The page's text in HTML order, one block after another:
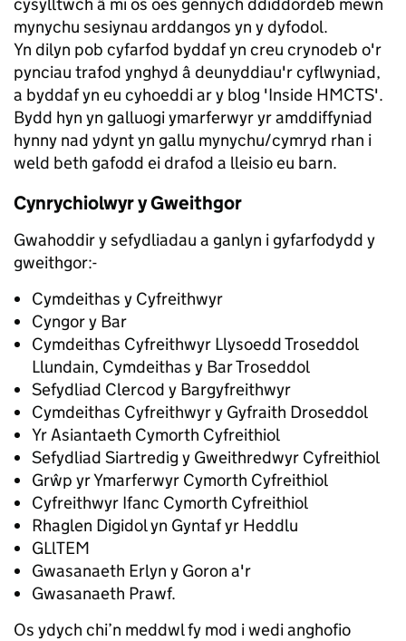
mynychu sesiynau arddangos yn y dyfodol.
Yn dilyn pob cyfarfod byddaf yn creu crynodeb o'r
pynciau trafod ynghyd â deunyddiau'r cyflwyniad,
a byddaf yn eu cyhoeddi ar y blog 'Inside HMCTS'.
Bydd hyn yn galluogi ymarferwyr yr amddiffyniad
hynny nad ydynt yn gallu mynychu/cymryd rhan i
weld beth gafodd ei drafod a lleisio eu barn.
Cynrychiolwyr y Gweithgor
Gwahoddir y sefydliadau a ganlyn i gyfarfodydd y
gweithgor:-
Cymdeithas y Cyfreithwyr
Cyngor y Bar
Cymdeithas Cyfreithwyr Llysoedd Troseddol
Llundain, Cymdeithas y Bar Troseddol
Sefydliad Clercod y Bargyfreithwyr
Cymdeithas Cyfreithwyr y Gyfraith Droseddol
Yr Asiantaeth Cymorth Cyfreithiol
Sefydliad Siartredig y Gweithredwyr Cyfreithiol
Grŵp yr Ymarferwyr Cymorth Cyfreithiol
Cyfreithwyr Ifanc Cymorth Cyfreithiol
Rhaglen Digidol yn Gyntaf yr Heddlu
GLlTEM
Gwasanaeth Erlyn y Goron a'r
Gwasanaeth Prawf.
Os ydych chi’n meddwl fy mod i wedi anghofio